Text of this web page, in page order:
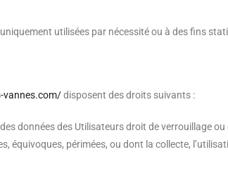
utilisées par nécessité ou à des fins
vannes.com/disposent des droits suivants :
données des Utilisateurs droit de verrouillage
équivoques, périmées, ou dont la collecte,